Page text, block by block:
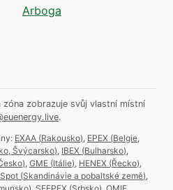
Arboga
zobrazuje svůj vlastní místní
.
EXAA (Rakousko) EPEX (Belgie,
Švýcarsko) IBEX (Bulharsko)
) GME (Itálie) HENEX (Řecko)
(Skandinávie a pobaltské země)